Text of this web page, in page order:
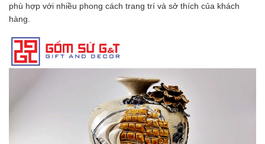
phù hợp với nhiều phong cách trang trí và sở thích của khách
hàng.